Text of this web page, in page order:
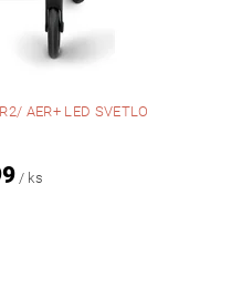
AER+ LED SVETLO
/ ks